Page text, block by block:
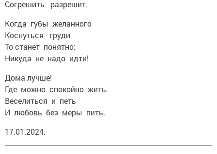
Согрешить разрешит.
Когда губы желанного
Коснуться груди
То станет понятно:
Никуда не надо идти!
Дома лучше!
Где можно спокойно жить.
Веселиться и петь
И любовь без меры пить.
17.01.2024.